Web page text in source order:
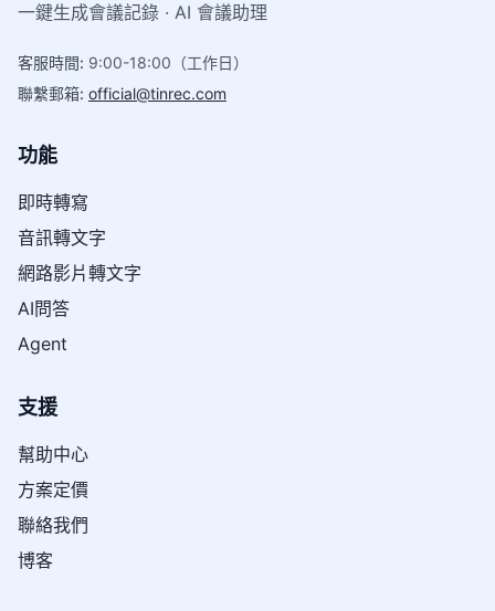
一鍵生成會議記錄 · AI 會議助理
客服時間: 9:00-18:00（工作日）
聯繫郵箱: official@tinrec.com
功能
即時轉寫
音訊轉文字
網路影片轉文字
AI問答
Agent
支援
幫助中心
方案定價
聯絡我們
博客